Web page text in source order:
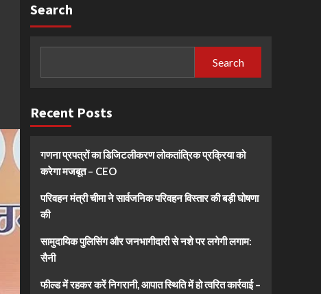
Search
Search
Recent Posts
गणना प्रपत्रों का डिजिटलीकरण लोकतांत्रिक प्रक्रिया को
करेगा मजबूत – CEO
परिवहन मंत्री चीमा ने सार्वजनिक परिवहन विस्तार की बड़ी घोषणा
की
सामुदायिक पुलिसिंग और जनभागीदारी से नशे पर लगेगी लगाम:
सैनी
फील्ड में रहकर करें निगरानी, आपात स्थिति में हो त्वरित कार्रवाई –